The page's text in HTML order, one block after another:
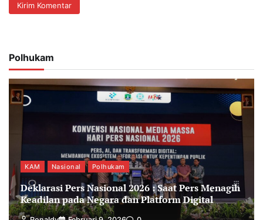
Polhukam
KAM Nasional Polhukam
Deklarasi Pers Nasional 2026 : Saat Pers Menagih
Keadilan pada Negara dan Platform Digital